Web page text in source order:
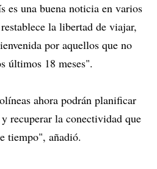
es una buena noticia en varios
la libertad de viajar,
por aquellos que no
últimos 18 meses".
ahora podrán planificar
recuperar la conectividad que
tiempo", añadió.